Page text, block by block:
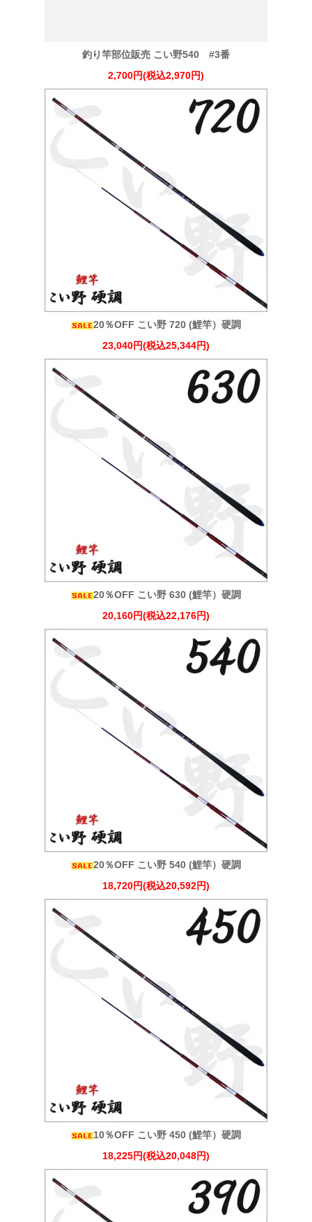
釣り竿部位販売 こい野540 #3番
2,700円(税込2,970円)
20％OFF こい野 720 (鯉竿）硬調
23,040円(税込25,344円)
20％OFF こい野 630 (鯉竿）硬調
20,160円(税込22,176円)
20％OFF こい野 540 (鯉竿）硬調
18,720円(税込20,592円)
10％OFF こい野 450 (鯉竿）硬調
18,225円(税込20,048円)